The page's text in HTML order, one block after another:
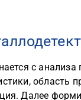
с
область
Далее